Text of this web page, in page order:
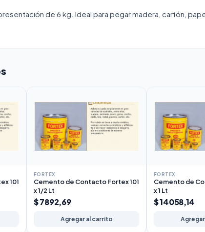
de 6 kg. Ideal para pegar madera, cartón,
101
FORTEX
Cemento de Contacto Fortex 101
x 1/2 Lt
$ 7892,69
Agregar al carrito
FORTEX
Cemento de
x 1 Lt
$ 14058,14